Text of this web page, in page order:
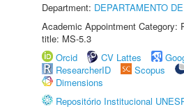
Department: DEPARTAMENTO
Academic Appointment Category:
title: MS-5.3
Orcid
CV Lattes
ResearcherID
Scopus
Dimensions
Repositório Institucional